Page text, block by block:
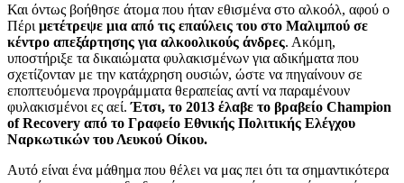
Και όντως βοήθησε άτομα που ήταν εθισμένα στο αλκοόλ, αφού ο
Πέρι μετέτρεψε μια από τις επαύλεις του στο Μαλιμπού σε
κέντρο απεξάρτησης για αλκοολικούς άνδρες. Ακόμη,
υποστήριξε τα δικαιώματα φυλακισμένων για αδικήματα που
σχετίζονταν με την κατάχρηση ουσιών, ώστε να πηγαίνουν σε
εποπτευόμενα προγράμματα θεραπείας αντί να παραμένουν
φυλακισμένοι ες αεί.Έτσι, το 2013 έλαβε το βραβείο Champion
of Recovery από το Γραφείο Εθνικής Πολιτικής Ελέγχου
Ναρκωτικών του Λευκού Οίκου.
Αυτό είναι ένα μάθημα που θέλει να μας πει ότι τα σημαντικότερα